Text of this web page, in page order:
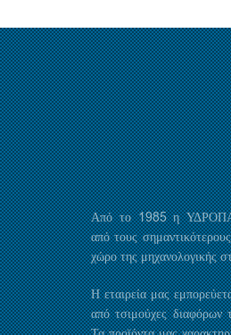
Από το 1985 η
από τους
χώρο της μηχανολογικής
Η εταιρεία μας
από τσιμούχες διαφόρων